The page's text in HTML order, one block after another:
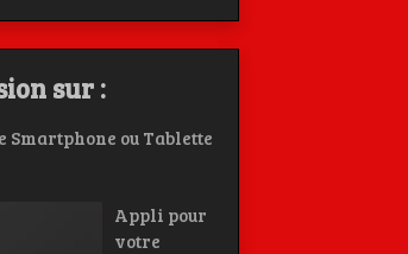
sur :
ou Tablette
Appli pour
votre